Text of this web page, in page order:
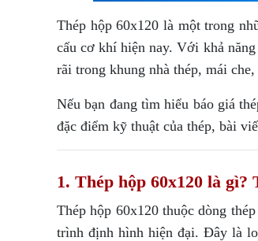
Thép hộp 60x120 là một trong
cấu cơ khí hiện nay. Với khả
rãi trong khung nhà thép, mái
Nếu bạn đang tìm hiểu báo giá
đặc điểm kỹ thuật của thép, bài
1. Thép hộp 60x120 là gì?
Thép hộp 60x120 thuộc dòng
trình định hình hiện đại. Đây là